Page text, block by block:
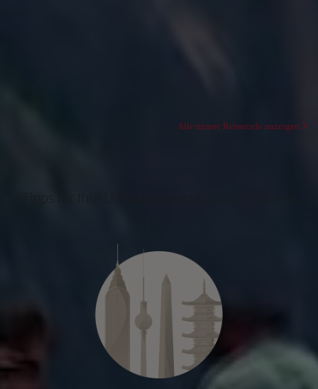
Alle unsere Reiseziele anzeigen
Tipps für Ihre Urlaubsplanung 2026 mit Iberia